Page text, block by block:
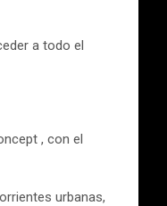
a todo el
, con el
urbanas,